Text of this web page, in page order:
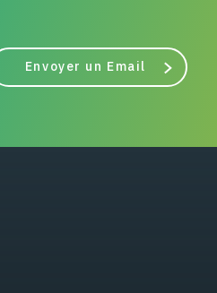
Envoyer un Email